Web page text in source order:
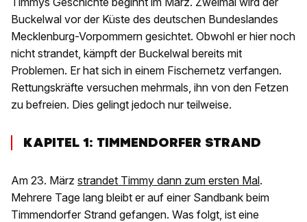
Buckelwal vor der Küste des deutschen Bundeslandes
Mecklenburg-Vorpommern gesichtet. Obwohl er hier noch
nicht strandet, kämpft der Buckelwal bereits mit
Problemen. Er hat sich in einem Fischernetz verfangen.
Rettungskräfte versuchen mehrmals, ihn von den Fetzen
zu befreien. Dies gelingt jedoch nur teilweise.
KAPITEL 1: TIMMENDORFER STRAND
Am 23. März strandet Timmy dann zum ersten Mal.
Mehrere Tage lang bleibt er auf einer Sandbank beim
Timmendorfer Strand gefangen. Was folgt, ist eine